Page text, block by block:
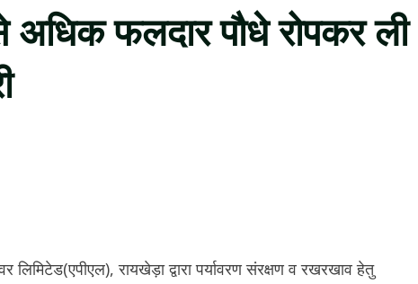
फलदार पौधे रोपकर ली
लिमिटेड(एपीएल), रायखेड़ा द्वारा पर्यावरण संरक्षण व रखरखाव हेतु